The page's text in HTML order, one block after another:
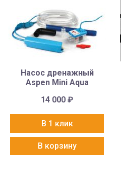
Насос дренажный
Aspen Mini Aqua
14 000₽
В 1 клик
В корзину